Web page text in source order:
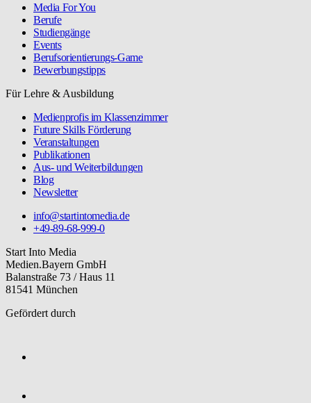
Media For You
Berufe
Studiengänge
Events
Berufsorientierungs-Game
Bewerbungstipps
Für Lehre & Ausbildung
Medienprofis im Klassenzimmer
Future Skills Förderung
Veranstaltungen
Publikationen
Aus- und Weiterbildungen
Blog
Newsletter
info@startintomedia.de
+49-89-68-999-0
Start Into Media
Medien.Bayern GmbH
Balanstraße 73 / Haus 11
81541 München
Gefördert durch